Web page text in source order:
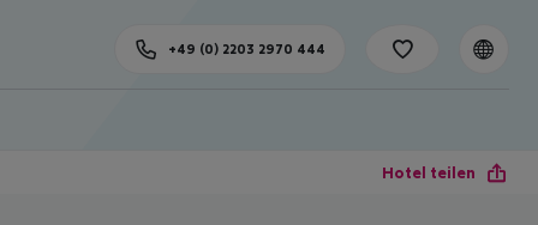
+49 (0) 2203 2970 444
Hotel teilen